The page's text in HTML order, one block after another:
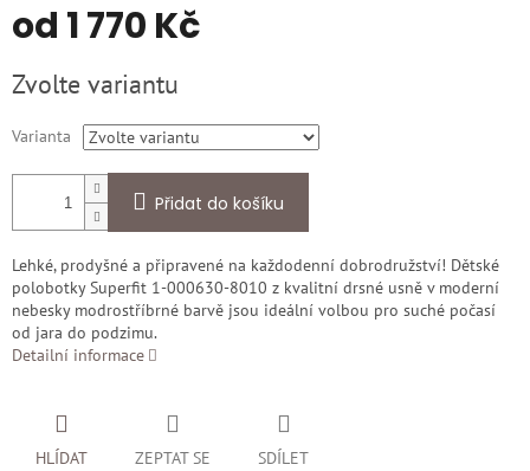
od 1 770 Kč
cena:
Zvolte variantu
Varianta
Přidat do košíku
Lehké, prodyšné a připravené na každodenní dobrodružství! Dětské
polobotky Superfit 1-000630-8010 z kvalitní drsné usně v moderní
nebesky modrostříbrné barvě jsou ideální volbou pro suché počasí
od jara do podzimu.
Detailní informace
ZEPTAT SE
HLÍDAT SDÍLET